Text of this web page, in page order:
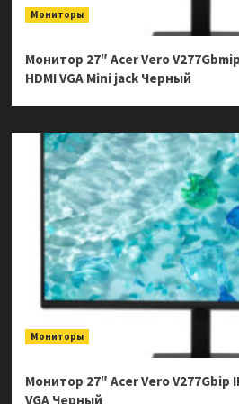
Мониторы
Монитор 27″ Acer Vero
HDMI VGA Mini jack Черный
Мониторы
Монитор 27″ Acer Vero V277Gbip
VGA Черный